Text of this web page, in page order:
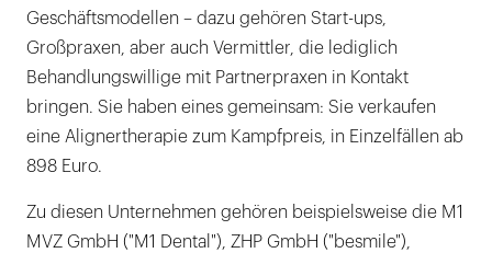
Geschäftsmodellen – dazu gehören Start-ups,
Großpraxen, aber auch Vermittler, die lediglich
Behandlungswillige mit Partnerpraxen in Kontakt
bringen. Sie haben eines gemeinsam: Sie verkaufen
eine Alignertherapie zum Kampfpreis, in Einzelfällen ab
898 Euro.
Zu diesen Unternehmen gehören beispielsweise die M1
MVZ GmbH ("M1 Dental"), ZHP GmbH ("besmile"),